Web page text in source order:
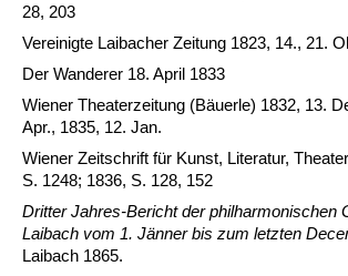
28, 203
Vereinigte Laibacher Zeitung 1823, 14., 21.
Der Wanderer 18. April 1833
Wiener Theaterzeitung (Bäuerle) 1832, 13.
Apr., 1835, 12. Jan.
Wiener Zeitschrift für Kunst, Literatur,
S. 1248; 1836, S. 128, 152
Dritter Jahres-Bericht der philharmonischen
Laibach vom 1. Jänner bis zum letzten
Laibach 1865.